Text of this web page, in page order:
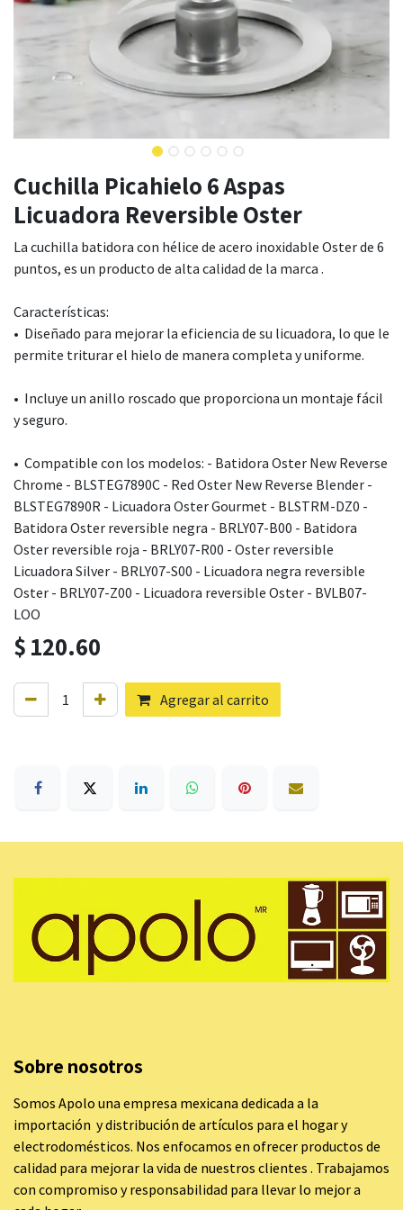
Cuchilla Picahielo 6 Aspas
Licuadora Reversible Oster
La cuchilla batidora con hélice de acero inoxidable Oster de 6
puntos, es un producto de alta calidad de la marca .
Características:
• Diseñado para mejorar la eficiencia de su licuadora, lo que le
permite triturar el hielo de manera completa y uniforme.
• Incluye un anillo roscado que proporciona un montaje fácil
y seguro.
• Compatible con los modelos: - Batidora Oster New Reverse
Chrome - BLSTEG7890C - Red Oster New Reverse Blender -
BLSTEG7890R - Licuadora Oster Gourmet - BLSTRM-DZ0 -
Batidora Oster reversible negra - BRLY07-B00 - Batidora
Oster reversible roja - BRLY07-R00 - Oster reversible
Licuadora Silver - BRLY07-S00 - Licuadora negra reversible
Oster - BRLY07-Z00 - Licuadora reversible Oster - BVLB07-
LOO
$120.60
Agregar al carrito
Sobre nosotros
Somos Apolo una empresa mexicana dedicada a la
importación y distribución de artículos para el hogar y
electrodomésticos. Nos enfocamos en ofrecer productos de
calidad para mejorar la vida de nuestros clientes . Trabajamos
con compromiso y responsabilidad para llevar lo mejor a